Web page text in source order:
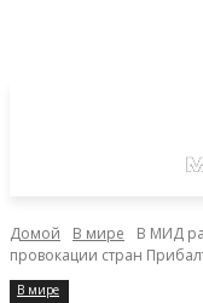
Домой В мире
В МИД
провокации стран
В мире